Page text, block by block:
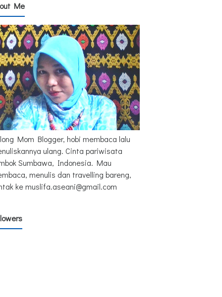
Me
Mom Blogger, hobi membaca lalu
ulang. Cinta pariwisata
Sumbawa, Indonesia. Mau
menulis dan travelling bareng,
ke muslifa.aseani@gmail.com